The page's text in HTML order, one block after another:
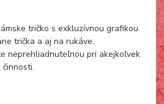
tričko s exkluzívnou grafikou
trička a aj na rukáve.
neprehliadnuteľnou pri akejkoľvek